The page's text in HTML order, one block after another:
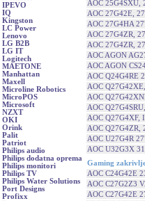
IPEVO
IQ
Kingston
LC Power
Lenovo
LG B2B
LG IT
Logitech
MAETONE
Manhattan
Maxell
Microline Robotics
MicroPOS
Microsoft
NZXT
OKI
Orink
Palit
Patriot
Philips audio
Philips dodatna oprema
Philips monitori
Philips TV
Philips Water Solutions
Port Designs
Profixx
AOC 25G4SXU,
AOC 27G42E,
AOC 27G4HA
AOC 27G4ZR,
AOC 27G4ZR,
AOC AGON
AOC AGON
AOC Q24G4RE
AOC
AOC
AOC
AOC Q27G4XF,
AOC Q27G4ZR,
AOC U27G4R
AOC U32G3X
Gaming
AOC C24G42E
AOC C27G2Z3
AOC C27G42E